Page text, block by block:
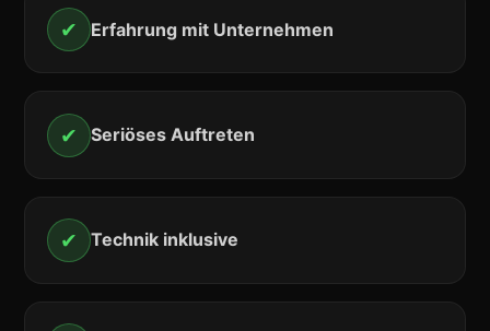
✔ Erfahrung mit Unternehmen
✔ Seriöses Auftreten
✔ Technik inklusive